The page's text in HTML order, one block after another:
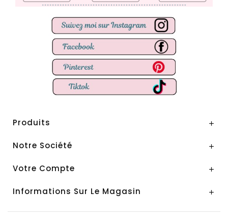
Produits 
Notre Société 
Votre Compte 
Informations Sur Le Magasin 